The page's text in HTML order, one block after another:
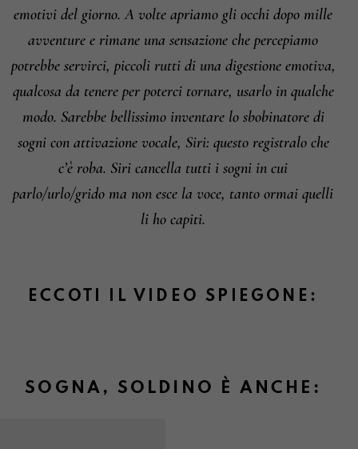
emotivi del giorno. A volte apriamo gli occhi dopo mille
avventure e rimane una sensazione che percepiamo
potrebbe servirci, piccoli rutti di una digestione emotiva,
qualcosa da tenere per poterci tornare, usarlo in qualche
modo. Sarebbe bellissimo inventare lo sbobinatore di
sogni con attivazione vocale, Siri: questo registralo che
c’è roba. Siri cancella tutti i sogni in cui
parlo/urlo/grido ma non esce la voce, tanto ormai quelli
li ho capiti.
ECCOTI IL VIDEO SPIEGONE:
SOGNA, SOLDINO È ANCHE: